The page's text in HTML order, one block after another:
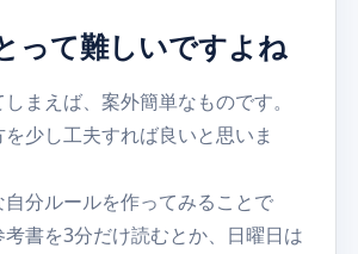
って難しいですよね
まえば、案外簡単なものです。
少し工夫すれば良いと思いま
分ルールを作ってみることで
書を3分だけ読むとか、日曜日は